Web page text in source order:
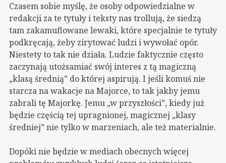
Czasem sobie myślę, że osoby odpowiedzialne w
redakcji za te tytuły i teksty nas trollują, że siedzą
tam zakamuflowane lewaki, które specjalnie te tytuły
podkręcają, żeby zirytować ludzi i wywołać opór.
Niestety to tak nie działa. Ludzie faktycznie często
zaczynają utożsamiać swój interes z tą magiczną
„klasą średnią” do której aspirują. I jeśli komuś nie
starcza na wakacje na Majorce, to tak jakby jemu
zabrali tę Majorkę. Jemu „w przyszłości”, kiedy już
będzie częścią tej upragnionej, magicznej „klasy
średniej” nie tylko w marzeniach, ale też materialnie.
Dopóki nie będzie w mediach obecnych więcej